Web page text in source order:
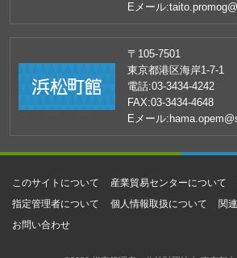
Eメール:
〒105-7501
東京都港区海岸1-7-1
電話:03-3434-4242
FAX:03-3434-4648
Eメール:
このサイトについて 産業貿易センターについて
指定管理者について
個人情報取扱について 関
お問い合わせ